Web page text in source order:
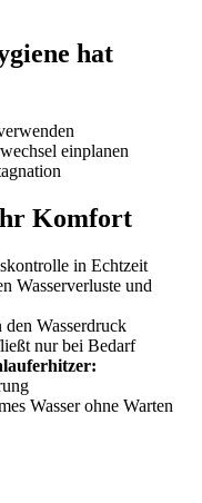
hat
einplanen
Komfort
in Echtzeit
Wasserverluste und
den Wasserdruck
nur bei Bedarf
Wasser ohne Warten